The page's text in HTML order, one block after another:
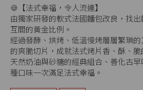
🍪【法式幸福，令人流連】
由獨家研發的軟式法國麵包改良，找
互間的黃金比例。
經過發酵、烘烤、低溫慢烤層層繁瑣
的爽脆切片，成就法式烤片香、酥、脆
天然奶油與砂糖的經典組合、善化古
種口味一次滿足法式幸福。